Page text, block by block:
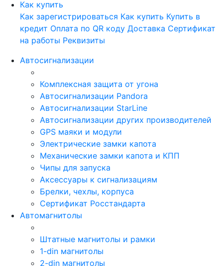
Как купить
Как зарегистрироваться Как купить Купить в
кредит Оплата по QR коду Доставка Сертификат
на работы Реквизиты
Автосигнализации
Комплексная защита от угона
Автосигнализации Pandora
Автосигнализации StarLine
Автосигнализации других производителей
GPS маяки и модули
Электрические замки капота
Механические замки капота и КПП
Чипы для запуска
Аксессуары к сигнализациям
Брелки, чехлы, корпуса
Сертификат Росстандарта
Автомагнитолы
Штатные магнитолы и рамки
1-din магнитолы
2-din магнитолы